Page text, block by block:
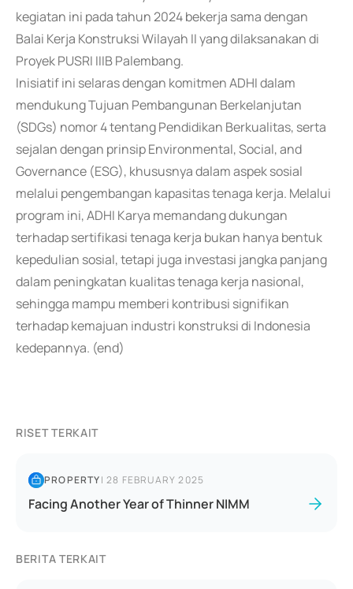
kegiatan ini pada tahun 2024 bekerja sama dengan
Balai Kerja Konstruksi Wilayah II yang dilaksanakan di
Proyek PUSRI IIIB Palembang.
Inisiatif ini selaras dengan komitmen ADHI dalam
mendukung Tujuan Pembangunan Berkelanjutan
(SDGs) nomor 4 tentang Pendidikan Berkualitas, serta
sejalan dengan prinsip Environmental, Social, and
Governance (ESG), khususnya dalam aspek sosial
melalui pengembangan kapasitas tenaga kerja. Melalui
program ini, ADHI Karya memandang dukungan
terhadap sertifikasi tenaga kerja bukan hanya bentuk
kepedulian sosial, tetapi juga investasi jangka panjang
dalam peningkatan kualitas tenaga kerja nasional,
sehingga mampu memberi kontribusi signifikan
terhadap kemajuan industri konstruksi di Indonesia
kedepannya. (end)
RISET TERKAIT
PROPERTY|28 FEBRUARY 2025
Facing Another Year of Thinner NIMM
BERITA TERKAIT